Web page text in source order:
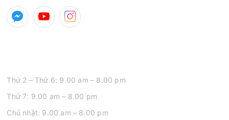
Thứ 2 – Thứ 6: 9.00 am – 8.00 pm
Thứ 7: 9.00 am – 8.00 pm
Chủ nhật: 9.00 am – 8.00 pm